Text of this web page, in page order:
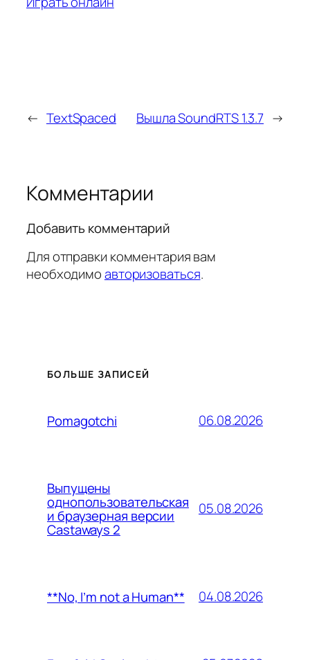
← TextSpaced Вышла SoundRTS 1.3.7 →
Комментарии
Добавить комментарий
Для отправки комментария вам
необходимоавторизоваться.
БОЛЬШЕ ЗАПИСЕЙ
Pomagotchi 06.08.2026
Выпущены
однопользовательская
и браузерная версии
Castaways 2
05.08.2026
**No, I’m not a Human** 04.08.2026